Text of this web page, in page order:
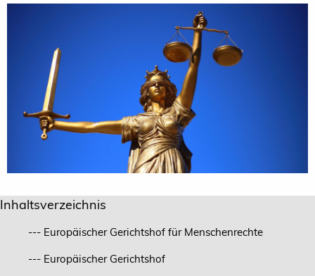
Inhaltsverzeichnis
--- Europäischer Gerichtshof für Menschenrechte
--- Europäischer Gerichtshof